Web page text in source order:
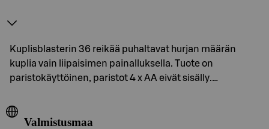
Kuplisblasterin 36 reikää puhaltavat hurjan määrän
kuplia vain liipaisimen painalluksella. Tuote on
paristokäyttöinen, paristot 4 x AA eivät sisälly.…
Valmistusmaa